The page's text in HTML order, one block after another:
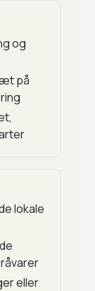
og
på
lokale
eller